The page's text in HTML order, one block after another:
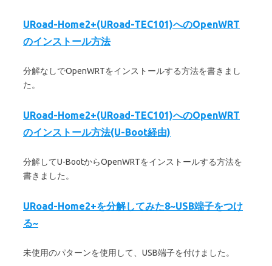
URoad-Home2+(URoad-TEC101)へのOpenWRT
のインストール方法
分解なしでOpenWRTをインストールする方法を書きまし
た。
URoad-Home2+(URoad-TEC101)へのOpenWRT
のインストール方法(U-Boot経由)
分解してU-BootからOpenWRTをインストールする方法を
書きました。
URoad-Home2+を分解してみた8~USB端子をつけ
る~
未使用のパターンを使用して、USB端子を付けました。